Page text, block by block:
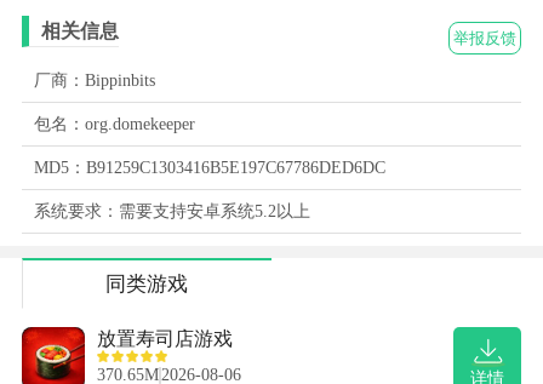
举报反馈
相关信息
厂商：Bippinbits
包名：org.domekeeper
MD5：B91259C1303416B5E197C67786DED6DC
系统要求：需要支持安卓系统5.2以上
同类游戏
详情
放置寿司店游戏
370.65M2026-08-06